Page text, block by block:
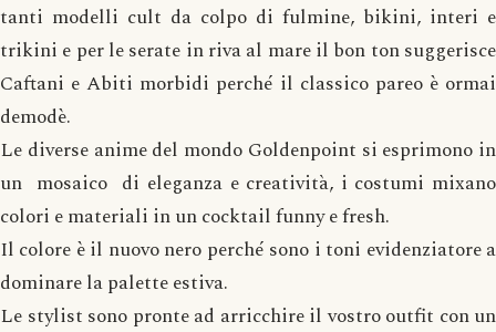
tanti modelli cult da colpo di fulmine, bikini, interi e
trikini e per le serate in riva al mare il bon ton suggerisce
Caftani e Abiti morbidi perché il classico pareo è ormai
demodè.
Le diverse anime del mondo Goldenpoint si esprimono in
un mosaico di eleganza e creatività, i costumi mixano
colori e materiali in un cocktail funny e fresh.
Il colore è il nuovo nero perché sono i toni evidenziatore a
dominare la palette estiva.
Le stylist sono pronte ad arricchire il vostro outfit con un